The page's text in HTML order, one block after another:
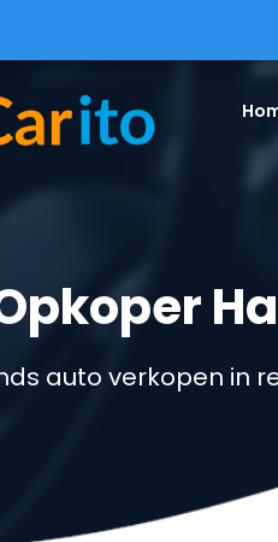
auto verkopen in